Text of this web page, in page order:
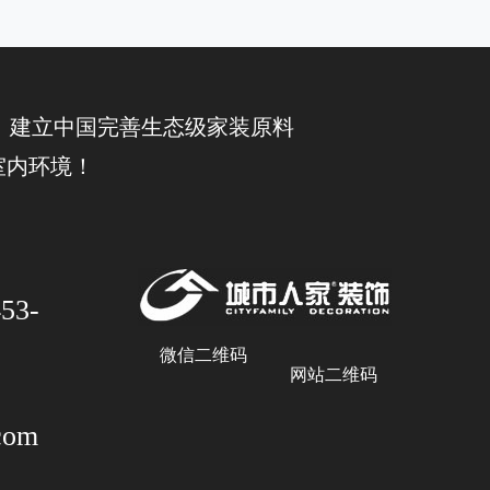
立中国完善生态级家装原料
环境！
微信二维码
网站二维码